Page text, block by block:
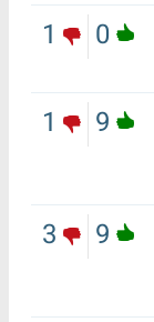
0
1
9
1
9
3